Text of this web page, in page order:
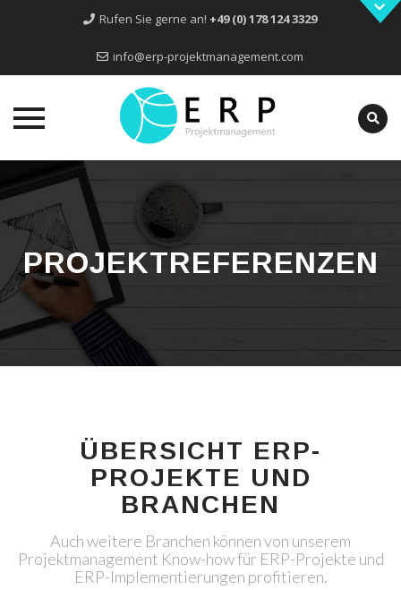
Rufen Sie gerne an! +49 (0) 178 124 3329
info@erp-projektmanagement.com
to
content
PROJEKTREFERENZEN
ÜBERSICHT ERP-
PROJEKTE UND
BRANCHEN
Auch weitere Branchen können von unserem
Projektmanagement Know-how für ERP-Projekte und
ERP-Implementierungen profitieren.
Technisch